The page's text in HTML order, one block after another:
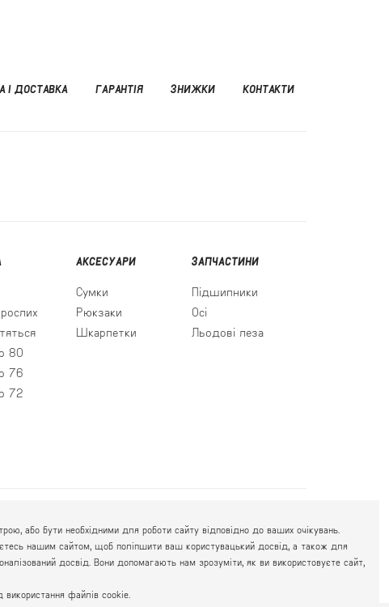
І ДОСТАВКА ГАРАНТІЯ ЗНИЖКИ КОНТАКТИ
80
76
72
АКСЕСУАРИ
Сумки
Рюкзаки
Шкарпетки
ЗАПЧАСТИНИ
Підшипники
Осі
Льодові леза
пн.-пт. 10.00 - 19.00
нд. 10.00 - 17.00
067 111-01-47
050 777-16-00
або бути необхідними для роботи сайту відповідно до ваших очікувань.
нашим сайтом, щоб поліпшити ваш користувацький досвід, а також для
досвід. Вони допомагають нам зрозуміти, як ви використовуєте сайт,
файлів cookie.